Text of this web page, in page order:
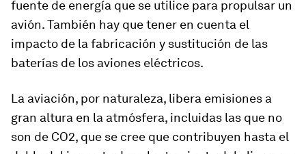
fuente de energía que se utilice para propulsar un
avión. También hay que tener en cuenta el
impacto de la fabricación y sustitución de las
baterías de los aviones eléctricos.
La aviación, por naturaleza, libera emisiones a
gran altura en la atmósfera, incluidas las que no
son de CO2, que se cree que contribuyen hasta el